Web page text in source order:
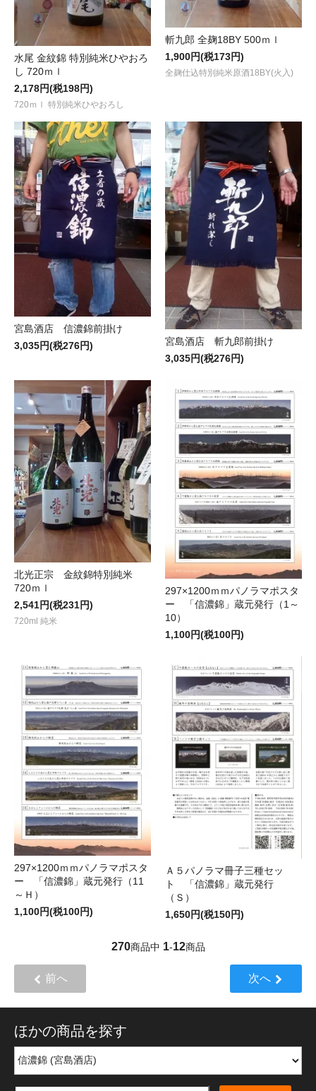
水尾 金紋錦 特別純米ひやおろ
し 720ｍｌ
2,178円(税198円)
720ｍｌ 特別純米ひやおろし
斬九郎 全麹18BY 500ｍｌ
1,900円(税173円)
全麹仕込特別純米原酒18BY(火入)
宮島酒店 信濃錦前掛け
3,035円(税276円)
宮島酒店 斬九郎前掛け
3,035円(税276円)
北光正宗 金紋錦特別純米
720ｍｌ
2,541円(税231円)
720ml 純米
297×1200ｍｍパノラマポスタ
ー 「信濃錦」蔵元発行（1～
10）
1,100円(税100円)
297×1200ｍｍパノラマポスタ
ー 「信濃錦」蔵元発行（11
～Ｈ）
1,100円(税100円)
Ａ５パノラマ冊子三種セッ
ト 「信濃錦」蔵元発行
（Ｓ）
1,650円(税150円)
270商品中 1-12商品
前へ 次へ
ほかの商品を探す